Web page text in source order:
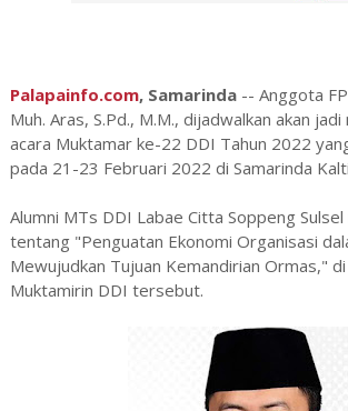
Palapainfo.com, Samarinda-- Anggota
Muh. Aras, S.Pd., M.M., dijadwalkan akan
acara Muktamar ke-22 DDI Tahun 2022
pada 21-23 Februari 2022 di Samarinda
Alumni MTs DDI Labae Citta Soppeng
tentang "Penguatan Ekonomi Organisasi
Mewujudkan Tujuan Kemandirian Ormas,"
Muktamirin DDI tersebut.